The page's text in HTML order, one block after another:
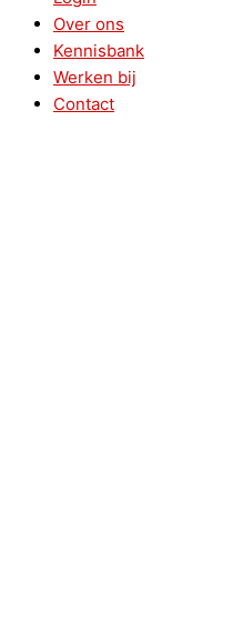
Over ons
Kennisbank
Werken bij
Contact